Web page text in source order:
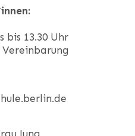
bis 13.30 Uhr